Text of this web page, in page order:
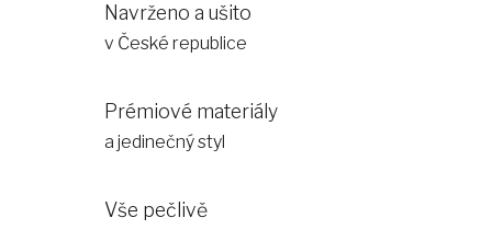
Navrženo a ušito
v České republice
Prémiové materiály
a jedinečný styl
Vše pečlivě